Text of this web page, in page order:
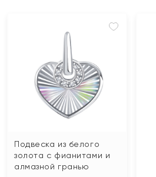
Подвеска из белого
золота с фианитами и
алмазной гранью